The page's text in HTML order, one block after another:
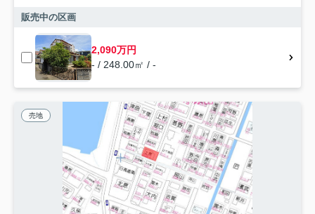
販売中の区画
2,090万円
- / 248.00㎡ / -
売地